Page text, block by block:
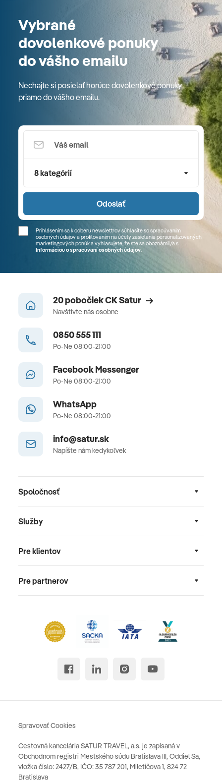
Vybrané
dovolenkové ponuky
do vášho emailu
Nechajte si posielať horúce dovolenkové ponuky
priamo do vášho emailu.
8 kategórií
Odoslať
Prihlásením sa k odberu newslettrov súhlasíte so spracúvaním
osobných údajov a profilovaním na účely zasielania personalizovaných
marketingových ponúk a vyhlasujete, že ste sa oboznámil/a s
Informáciou o spracúvaní osobných údajov.
20 pobočiek CK Satur
Navštívte nás osobne
0850 555 111
Po-Ne 08:00-21:00
Facebook Messenger
Po-Ne 08:00-21:00
WhatsApp
Po-Ne 08:00-21:00
info@satur.sk
Napíšte nám kedykoľvek
Spoločnosť
Služby
Pre klientov
Pre partnerov
Cestovná kancelária SATUR TRAVEL, a.s. je zapísaná v
Obchodnom registri Mestského súdu Bratislava III, Oddiel Sa,
vložka číslo: 2427/B, IČO: 35 787 201, Miletičova 1, 824 72
Bratislava
Spravovať Cookies